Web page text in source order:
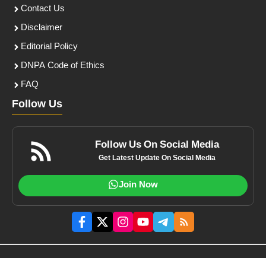
Contact Us
Disclaimer
Editorial Policy
DNPA Code of Ethics
FAQ
Follow Us
Follow Us On Social Media
Get Latest Update On Social Media
Join Now